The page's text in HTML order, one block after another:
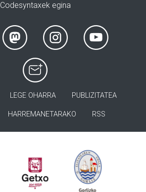
Codesyntaxek egina
LEGE OHARRA PUBLIZITATEA
HARREMANETARAKO RSS